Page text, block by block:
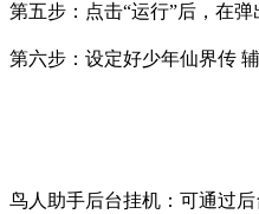
第五步：点击“运行”后，在弹
第六步：设定好少年仙界传
鸟人助手后台挂机：可通过